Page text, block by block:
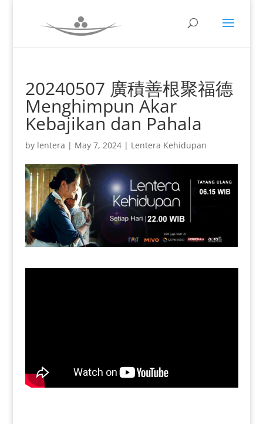
20240507 廣積善根聚福德
Menghimpun Akar
Kebajikan dan Pahala
by lentera | May 7, 2024| Lentera Kehidupan